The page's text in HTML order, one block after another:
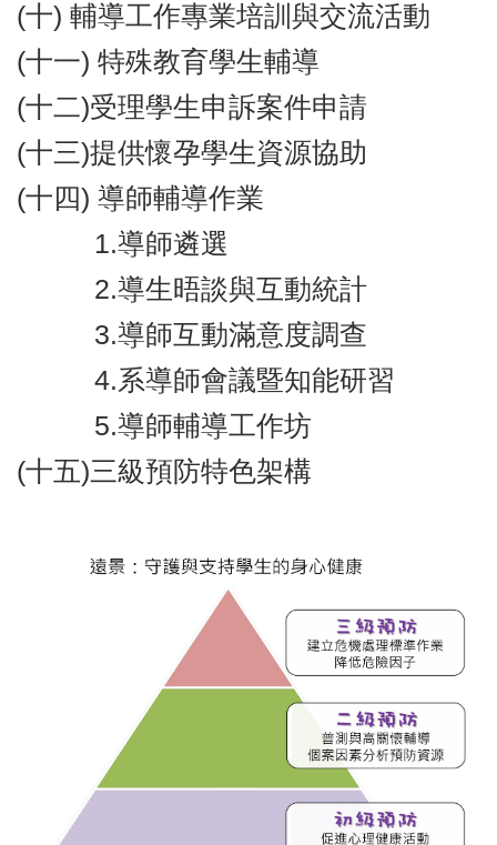
(十) 輔導工作專業培訓與交流活動
(十一) 特殊教育學生輔導
(十二)受理學生申訴案件申請
(十三)提供懷孕學生資源協助
(十四) 導師輔導作業
1.導師遴選
2.導生晤談與互動統計
3.導師互動滿意度調查
4.系導師會議暨知能研習
5.導師輔導工作坊
(十五)三級預防特色架構